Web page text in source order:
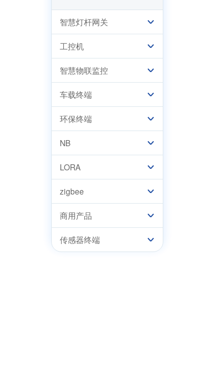
智慧灯杆网关
工控机
智慧物联监控
车载终端
环保终端
NB
LORA
zigbee
商用产品
传感器终端